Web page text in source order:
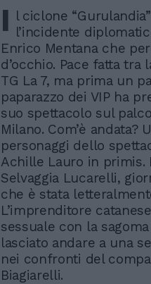
I l ciclone
l’incidente
Enrico Mentana che
d’occhio. Pace fatta
TG La 7, ma prima un
paparazzo dei VIP ha
suo spettacolo sul
Milano. Com’è andata?
personaggi dello
Achille Lauro in primis.
Selvaggia Lucarelli,
che è stata
L’imprenditore
sessuale con la
lasciato andare a una
nei confronti del
Biagiarelli.